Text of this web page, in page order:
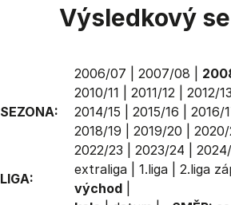
Výsledkový
SEZONA:
2006/07 2007/08
2010/11
2011/12 2012/13
2014/15
2015/16 2016/
2018/19
2019/20 2020/
2022/23
2023/24
LIGA:
extraliga 1.liga 2.liga
východ